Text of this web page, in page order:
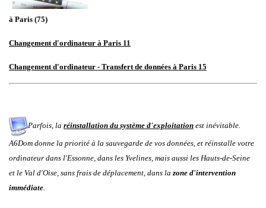
à Paris (75)
Changement d'ordinateur à Paris 11
Changement d'ordinateur - Transfert de données à Paris 15
Parfois, la réinstallation du système d'exploitation est inévitable.
A6Dom donne la priorité à la sauvegarde de vos données, et réinstalle votre
ordinateur dans l'Essonne, dans les Yvelines, mais aussi les Hauts-de-Seine
et le Val d'Oise, sans frais de déplacement, dans lazone d'intervention
immédiate.